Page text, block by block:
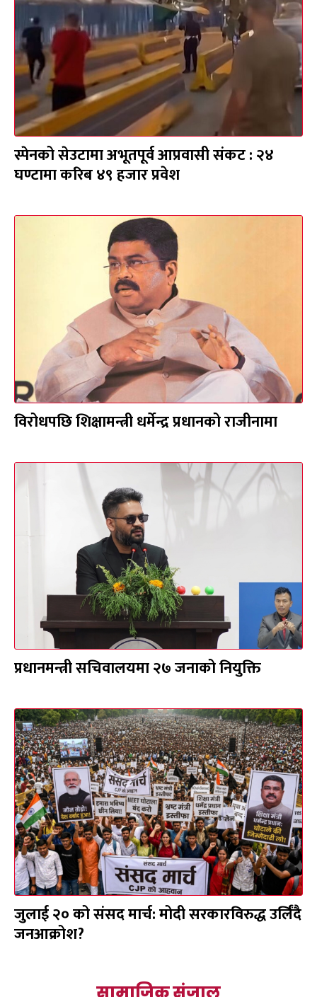
स्पेनको सेउटामा अभूतपूर्व आप्रवासी संकट : २४
घण्टामा करिब ४९ हजार प्रवेश
विरोधपछि शिक्षामन्त्री धर्मेन्द्र प्रधानको राजीनामा
प्रधानमन्त्री सचिवालयमा २७ जनाको नियुक्ति
जुलाई २० को संसद मार्च: मोदी सरकारविरुद्ध उर्लिंदै
जनआक्रोश?
सामाजिक संजाल